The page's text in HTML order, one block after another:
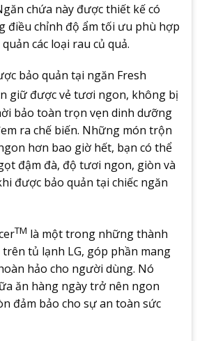
chứa này được thiết kế có
điều chỉnh độ ẩm tối ưu phù hợp
các loại rau củ quả.
bảo quản tại ngăn Fresh
giữ được vẻ tươi ngon, không bị
bảo toàn trọn vẹn dinh dưỡng
ra chế biến. Những món trộn
hơn bao giờ hết, bạn có thể
đậm đà, độ tươi ngon, giòn và
được bảo quản tại chiếc ngăn
TM là một trong những thành
tủ lạnh LG, góp phần mang
hảo cho người dùng. Nó
ăn hàng ngày trở nên ngon
đảm bảo cho sự an toàn sức